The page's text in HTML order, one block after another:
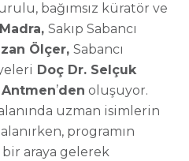
bağımsız küratör ve
Sakıp Sabancı
Ölçer, Sabancı
Doç Dr. Selçuk
’den oluşuyor.
uzman isimlerin
programın
araya gelerek